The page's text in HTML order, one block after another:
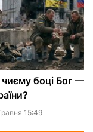
боці Бог —
15:49